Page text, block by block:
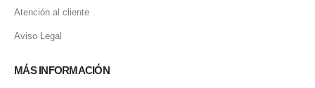
Atención al cliente
Aviso Legal
MÁS INFORMACIÓN